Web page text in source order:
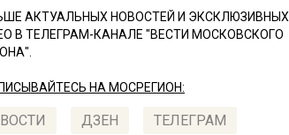
АКТУАЛЬНЫХ НОВОСТЕЙ И ЭКСКЛЮЗИВНЫХ
В ТЕЛЕГРАМ-КАНАЛЕ "ВЕСТИ МОСКОВСКОГО
НА МОСРЕГИОН:
ДЗЕН ТЕЛЕГРАМ